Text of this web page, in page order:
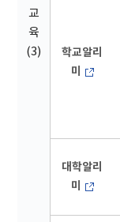
교
육
(3)
학교알리
미
대학알리
미